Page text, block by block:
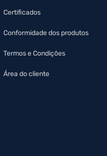
Certificados
Conformidade dos produtos
Termos e Condições
Área do cliente